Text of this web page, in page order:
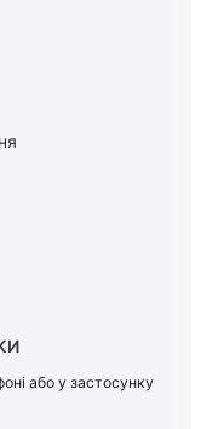
або у застосунку